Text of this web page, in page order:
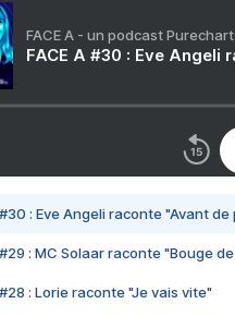
FACE A - un podcast
FACE A #30 : Eve Angeli
#30 : Eve Angeli raconte "Avant de
#29 : MC Solaar raconte "Bouge
#28 : Lorie raconte "Je vais vite"